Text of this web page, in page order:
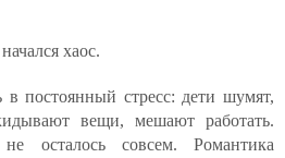
хаос.
постоянный стресс: дети шумят,
вещи, мешают работать.
осталось совсем. Романтика